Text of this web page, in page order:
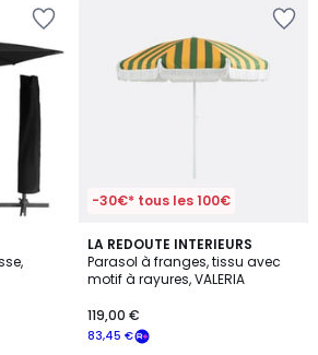
-30€* tous les 100€
LA REDOUTE INTERIEURS
Parasol à franges, tissu avec
motif à rayures, VALERIA
83,45 €
119,00 €
3,7
/ 5